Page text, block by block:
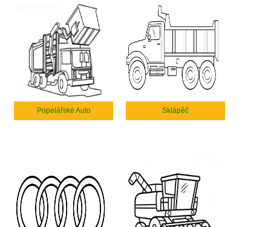
Popelářské Auto Sklápěč